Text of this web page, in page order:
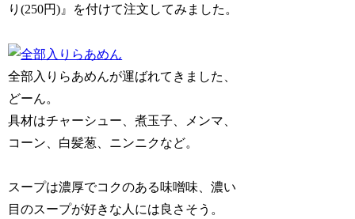
り(250円)』を付けて注文してみました。
全部入りらあめんが運ばれてきました、
どーん。
具材はチャーシュー、煮玉子、メンマ、
コーン、白髪葱、ニンニクなど。
スープは濃厚でコクのある味噌味、濃い
目のスープが好きな人には良さそう。